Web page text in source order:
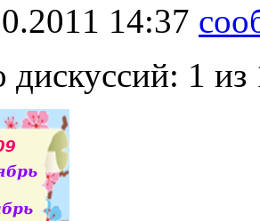
14:37
дискуссий: 1 из